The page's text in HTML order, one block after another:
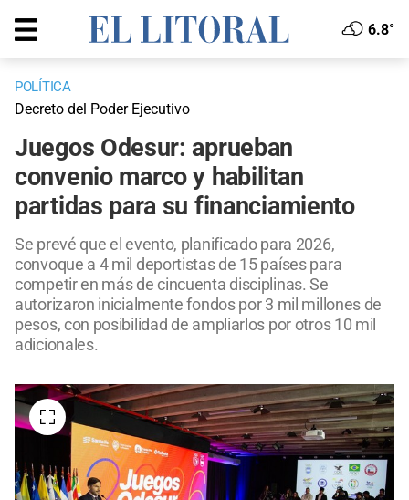
6.8°
POLÍTICA
Decreto del Poder Ejecutivo
Juegos Odesur: aprueban
convenio marco y habilitan
partidas para su financiamiento
Se prevé que el evento, planificado para 2026,
convoque a 4 mil deportistas de 15 países para
competir en más de cincuenta disciplinas. Se
autorizaron inicialmente fondos por 3 mil millones de
pesos, con posibilidad de ampliarlos por otros 10 mil
adicionales.